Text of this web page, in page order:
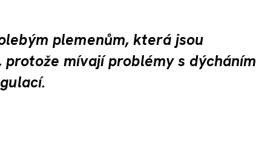
plemenům, která jsou
mívají problémy s dýcháním